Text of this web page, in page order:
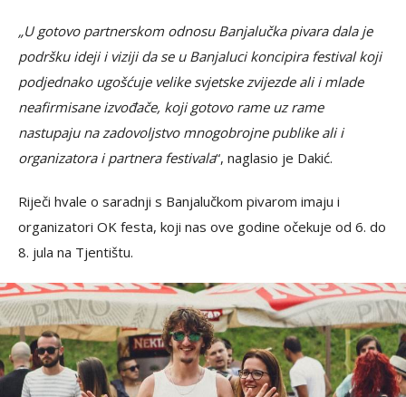
„U gotovo partnerskom odnosu Banjalučka pivara dala je
podršku ideji i viziji da se u Banjaluci koncipira festival koji
podjednako ugošćuje velike svjetske zvijezde ali i mlade
neafirmisane izvođače, koji gotovo rame uz rame
nastupaju na zadovoljstvo mnogobrojne publike ali i
organizatora i partnera festivala“, naglasio je Dakić.
Riječi hvale o saradnji s Banjalučkom pivarom imaju i
organizatori OK festa, koji nas ove godine očekuje od 6. do
8. jula na Tjentištu.